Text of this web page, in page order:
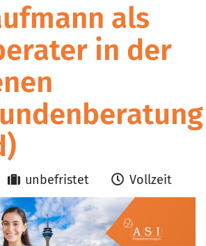
als
in der
unbefristet Vollzeit